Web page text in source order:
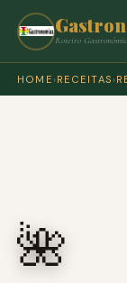
Roteiro
HOME › RECEITAS ›
🌺